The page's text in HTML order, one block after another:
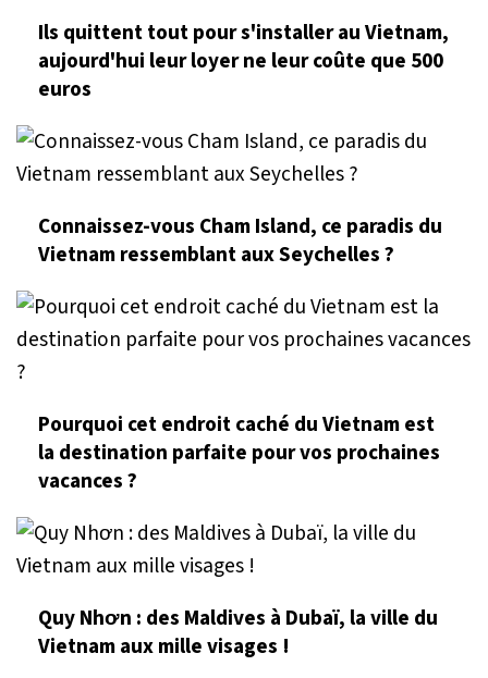
Ils quittent tout pour s'installer au Vietnam,
aujourd'hui leur loyer ne leur coûte que 500
euros
Connaissez-vous Cham Island, ce paradis du
Vietnam ressemblant aux Seychelles ?
Pourquoi cet endroit caché du Vietnam est
la destination parfaite pour vos prochaines
vacances ?
Quy Nhơn : des Maldives à Dubaï, la ville du
Vietnam aux mille visages !